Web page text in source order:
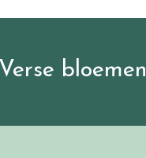
Verse bloemen